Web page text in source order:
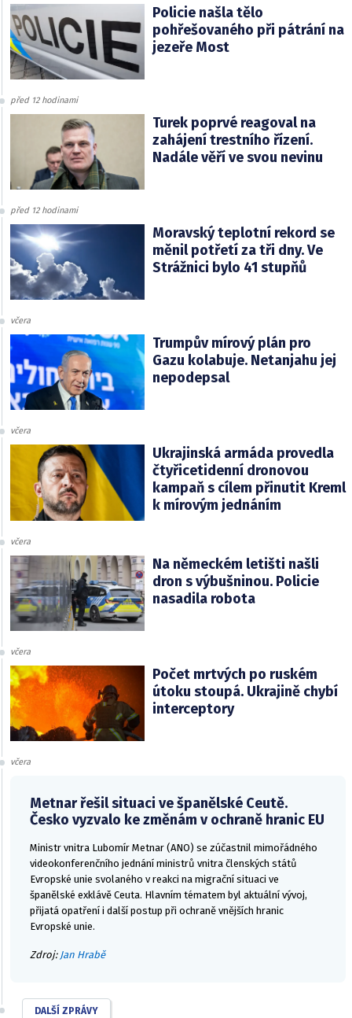
Policie našla tělo
pohřešovaného při pátrání na
jezeře Most
před 12 hodinami
Turek poprvé reagoval na
zahájení trestního řízení.
Nadále věří ve svou nevinu
před 12 hodinami
Moravský teplotní rekord se
měnil potřetí za tři dny. Ve
Strážnici bylo 41 stupňů
včera
Trumpův mírový plán pro
Gazu kolabuje. Netanjahu jej
nepodepsal
včera
Ukrajinská armáda provedla
čtyřicetidenní dronovou
kampaň s cílem přinutit Kreml
k mírovým jednáním
včera
Na německém letišti našli
dron s výbušninou. Policie
nasadila robota
včera
Počet mrtvých po ruském
útoku stoupá. Ukrajině chybí
interceptory
včera
Metnar řešil situaci ve španělské Ceutě.
Česko vyzvalo ke změnám v ochraně hranic EU
Ministr vnitra Lubomír Metnar (ANO) se zúčastnil mimořádného
videokonferenčního jednání ministrů vnitra členských států
Evropské unie svolaného v reakci na migrační situaci ve
španělské exklávě Ceuta. Hlavním tématem byl aktuální vývoj,
přijatá opatření i další postup při ochraně vnějších hranic
Evropské unie.
Zdroj: Jan Hrabě
DALŠÍ ZPRÁVY